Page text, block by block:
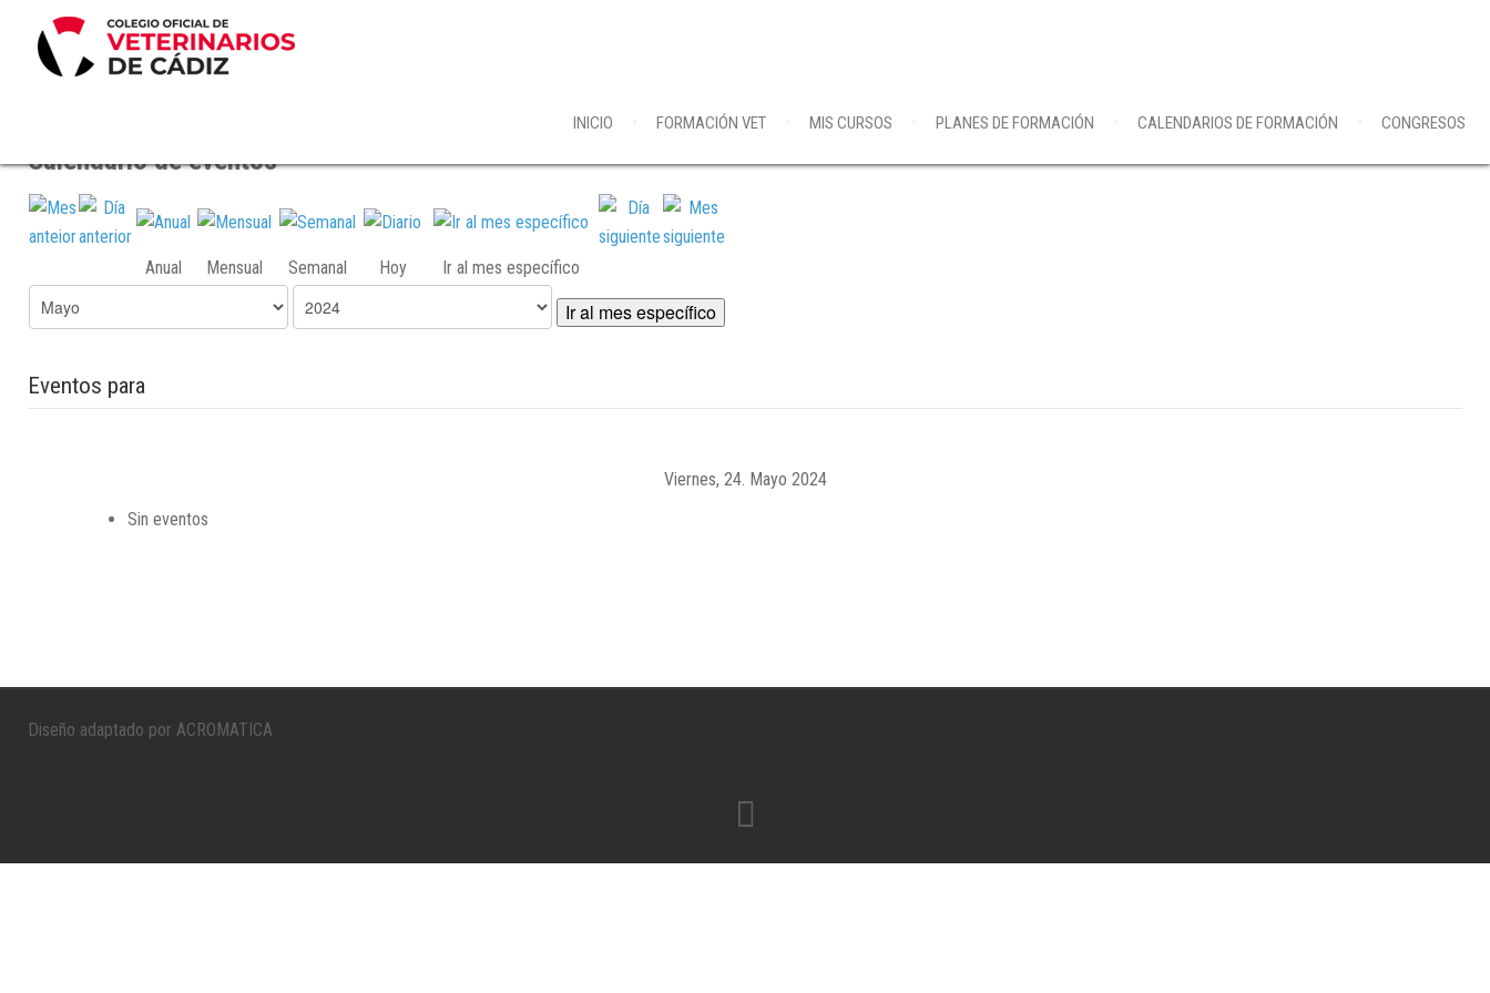
INICIO FORMACIÓN VET MIS CURSOS PLANES DE FORMACIÓN CALENDARIOS DE FORMACIÓN CONGRESOS
Calendario de eventos
Anual Mensual Semanal Hoy Ir al mes específico
Ir al mes específico
Eventos para
Viernes, 24. Mayo 2024
Sin eventos
Diseño adaptado por ACROMATICA